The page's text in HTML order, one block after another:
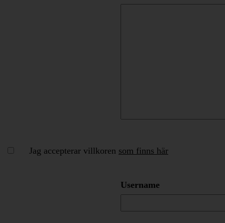
Jag accepterar villkoren som finns här
Username